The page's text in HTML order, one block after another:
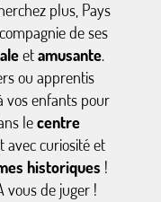
plus, Pays
de ses
etamusante.
ou apprentis
vos enfants pour
lecentre
avec curiosité et
historiques !
vous de juger !